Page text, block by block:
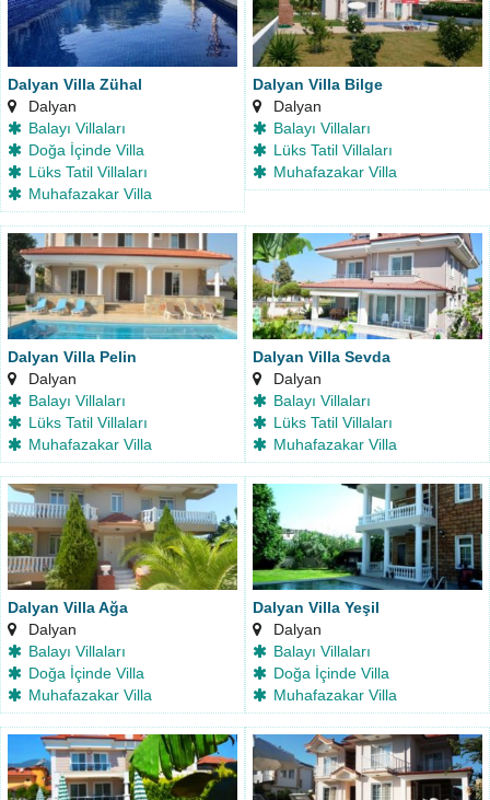
Dalyan Villa Zühal
Dalyan
Balayı Villaları
Doğa İçinde Villa
Lüks Tatil Villaları
Muhafazakar Villa
Dalyan Villa Bilge
Dalyan
Balayı Villaları
Lüks Tatil Villaları
Muhafazakar Villa
Dalyan Villa Pelin
Dalyan
Balayı Villaları
Lüks Tatil Villaları
Muhafazakar Villa
Dalyan Villa Sevda
Dalyan
Balayı Villaları
Lüks Tatil Villaları
Muhafazakar Villa
Dalyan Villa Ağa
Dalyan
Balayı Villaları
Doğa İçinde Villa
Muhafazakar Villa
Dalyan Villa Yeşil
Dalyan
Balayı Villaları
Doğa İçinde Villa
Muhafazakar Villa